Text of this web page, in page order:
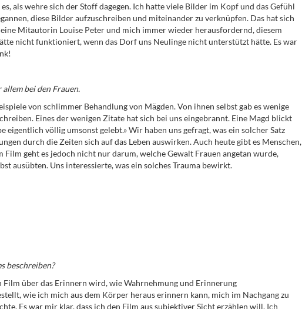
als wehre sich der Stoff dagegen. Ich hatte viele Bilder im Kopf und das Gefühl
diese Bilder aufzuschreiben und miteinander zu verknüpfen. Das hat sich
Mitautorin Louise Peter und mich immer wieder herausfordernd, diesem
nicht funktioniert, wenn das Dorf uns Neulinge nicht unterstützt hätte. Es war
bei den Frauen.
von schlimmer Behandlung von Mägden. Von ihnen selbst gab es wenige
Eines der wenigen Zitate hat sich bei uns eingebrannt. Eine Magd blickt
eigentlich völlig umsonst gelebt.» Wir haben uns gefragt, was ein solcher Satz
durch die Zeiten sich auf das Leben auswirken. Auch heute gibt es Menschen,
Film geht es jedoch nicht nur darum, welche Gewalt Frauen angetan wurde,
ausübten. Uns interessierte, was ein solches Trauma bewirkt.
beschreiben?
Film über das Erinnern wird, wie Wahrnehmung und Erinnerung
wie ich mich aus dem Körper heraus erinnern kann, mich im Nachgang zu
Es war mir klar, dass ich den Film aus subjektiver Sicht erzählen will. Ich